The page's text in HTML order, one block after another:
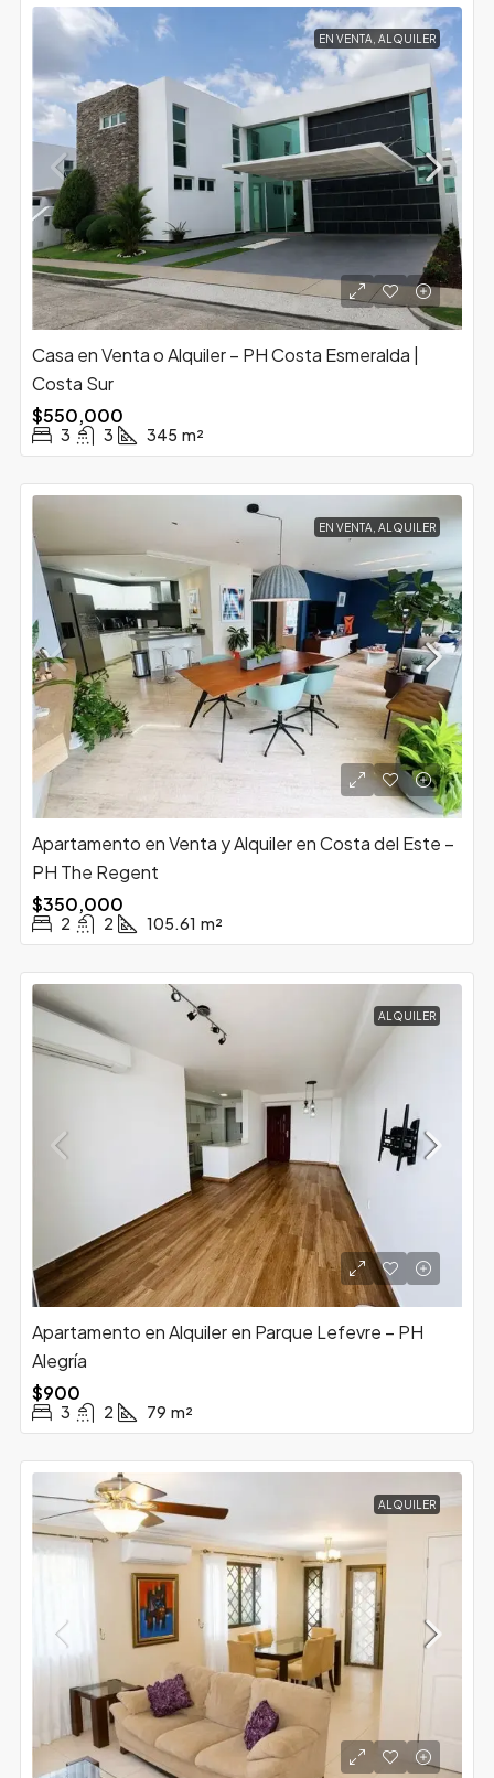
EN VENTA, ALQUILER
Casa en Venta o Alquiler – PH Costa Esmeralda |
Costa Sur
$550,000
3 3 345 m²
EN VENTA, ALQUILER
Apartamento en Venta y Alquiler en Costa del Este –
PH The Regent
$350,000
2 2 105.61 m²
ALQUILER
Apartamento en Alquiler en Parque Lefevre – PH
Alegría
$900
3 2 79 m²
ALQUILER